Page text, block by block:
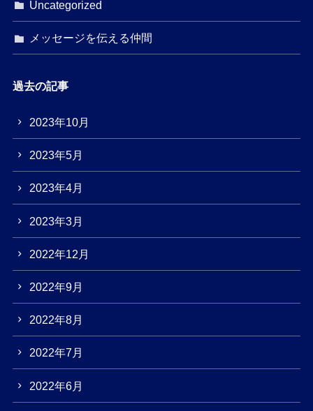
Uncategorized
メッセージを伝える仲間
過去の記事
2023年10月
2023年5月
2023年4月
2023年3月
2022年12月
2022年9月
2022年8月
2022年7月
2022年6月